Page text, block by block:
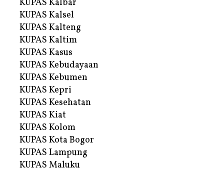
KUPAS Kalbar
KUPAS Kalsel
KUPAS Kalteng
KUPAS Kaltim
KUPAS Kasus
KUPAS Kebudayaan
KUPAS Kebumen
KUPAS Kepri
KUPAS Kesehatan
KUPAS Kiat
KUPAS Kolom
KUPAS Kota Bogor
KUPAS Lampung
KUPAS Maluku